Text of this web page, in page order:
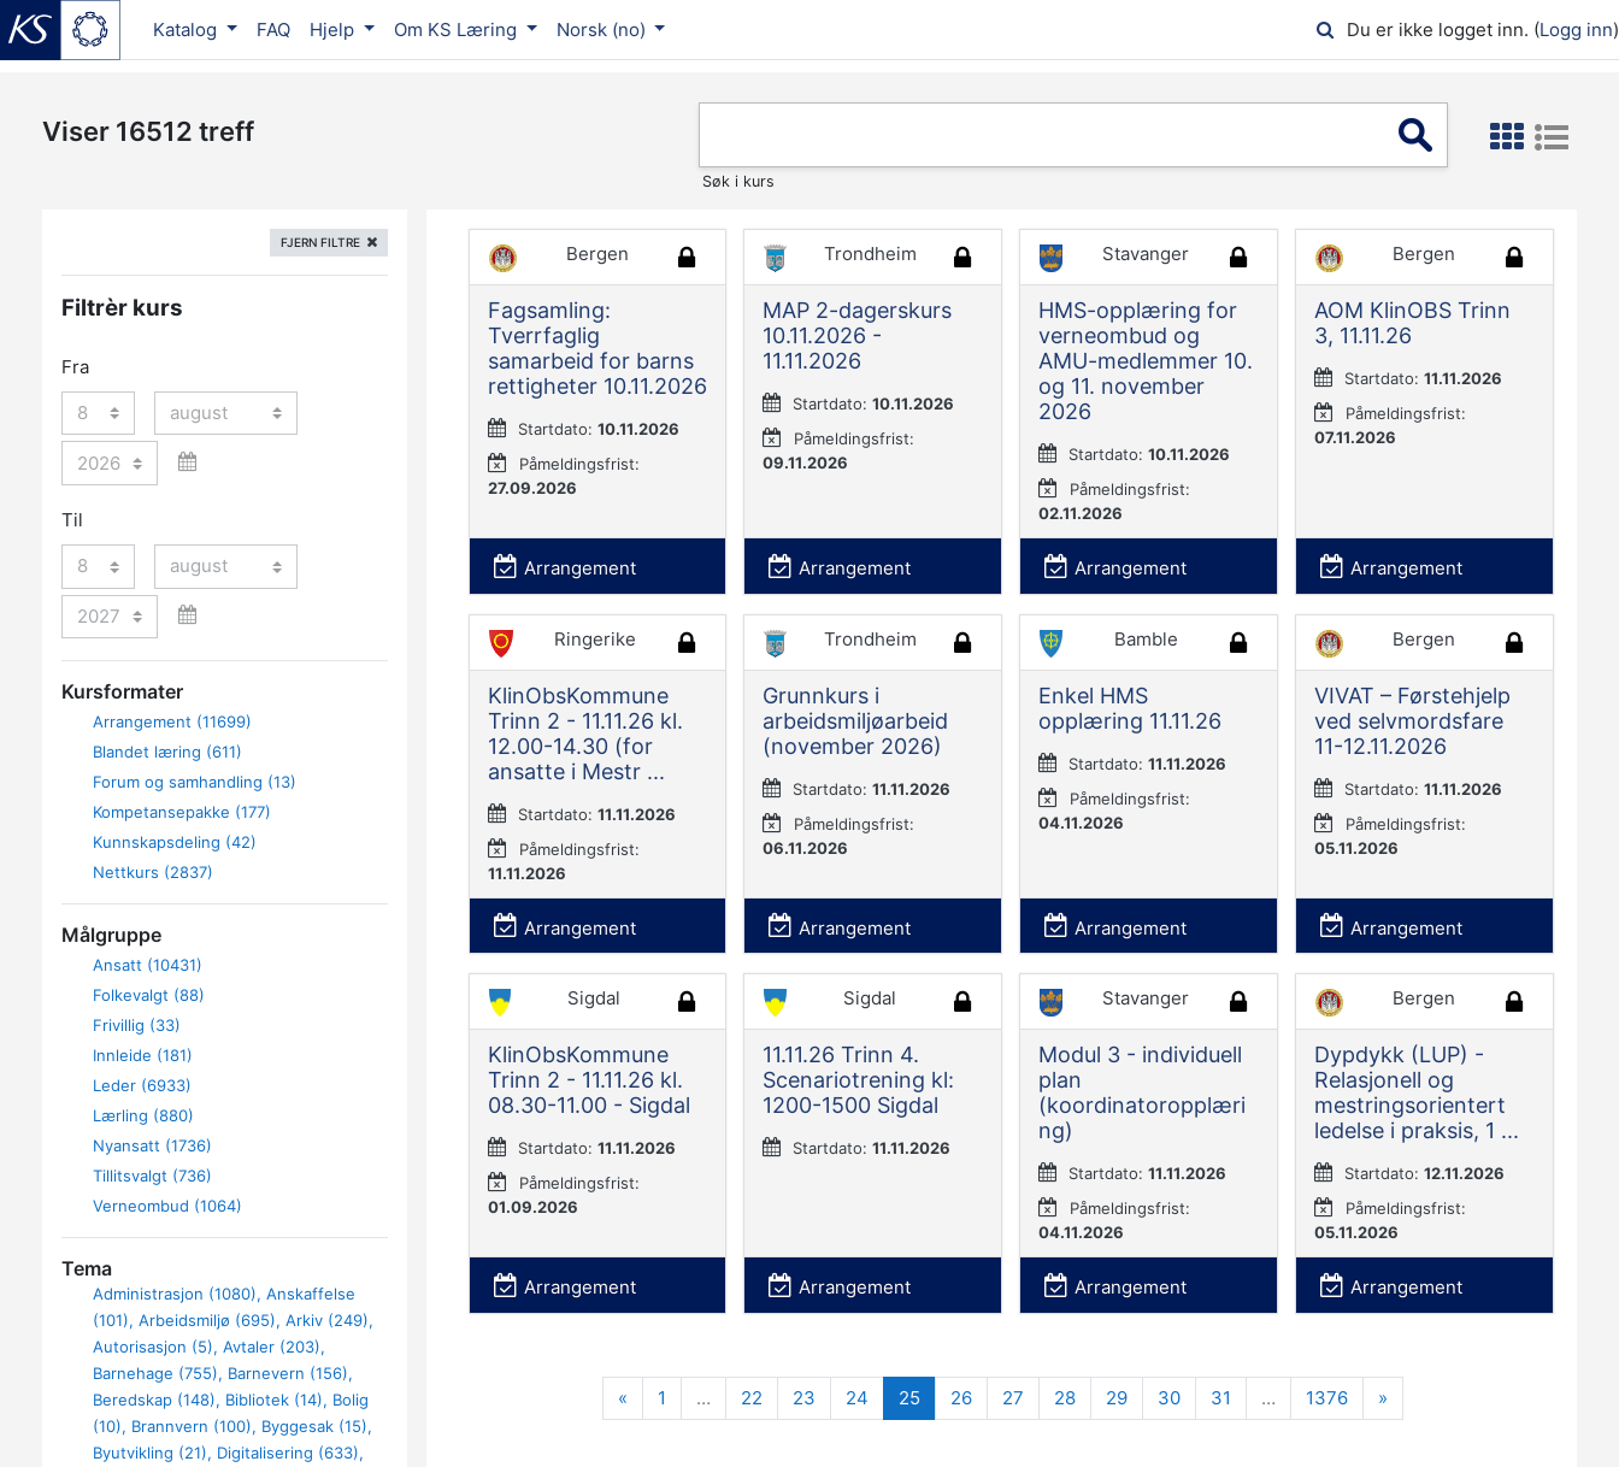
Katalog FAQ Hjelp Om KS Læring Norsk ‎(no)‎ Du er ikke logget inn. (Logg inn)
Viser 16512 treff
Søk i kurs
FJERN FILTRE
Filtrèr kurs
Fra
Dag
Måned
År
Til
Dag
Måned
År
Kursformater
Arrangement (11699)
Blandet læring (611)
Forum og samhandling (13)
Kompetansepakke (177)
Kunnskapsdeling (42)
Nettkurs (2837)
Målgruppe
Ansatt (10431)
Folkevalgt (88)
Frivillig (33)
Innleide (181)
Leder (6933)
Lærling (880)
Nyansatt (1736)
Tillitsvalgt (736)
Verneombud (1064)
Tema
Administrasjon (1080) Anskaffelse
(101) Arbeidsmiljø (695) Arkiv (249)
Autorisasjon (5) Avtaler (203)
Barnehage (755)
Barnevern (156)
Beredskap (148)
Bibliotek (14)
Bolig
(10)
Brannvern (100)
Byggesak (15)
Byutvikling (21)
Digitalisering (633)
Bergen
Fagsamling:
Tverrfaglig
samarbeid for barns
rettigheter 10.11.2026
Startdato: 10.11.2026
Påmeldingsfrist:
27.09.2026
Arrangement
Trondheim
MAP 2-dagerskurs
10.11.2026 -
11.11.2026
Startdato:10.11.2026
Påmeldingsfrist:
09.11.2026
Arrangement
Stavanger
HMS-opplæring for
verneombud og
AMU-medlemmer 10.
og 11. november
2026
Startdato:10.11.2026
Påmeldingsfrist:
02.11.2026
Arrangement
Bergen
AOM KlinOBS Trinn
3, 11.11.26
Startdato:11.11.2026
Påmeldingsfrist:
07.11.2026
Arrangement
Ringerike
KlinObsKommune
Trinn 2 - 11.11.26 kl.
12.00-14.30 (for
ansatte i Mestr ...
Startdato: 11.11.2026
Påmeldingsfrist:
11.11.2026
Arrangement
Trondheim
Grunnkurs i
arbeidsmiljøarbeid
(november 2026)
Startdato:11.11.2026
Påmeldingsfrist:
06.11.2026
Arrangement
Bamble
Enkel HMS
opplæring 11.11.26
Startdato:11.11.2026
Påmeldingsfrist:
04.11.2026
Arrangement
Bergen
VIVAT – Førstehjelp
ved selvmordsfare
11-12.11.2026
Startdato:11.11.2026
Påmeldingsfrist:
05.11.2026
Arrangement
Sigdal
KlinObsKommune
Trinn 2 - 11.11.26 kl.
08.30-11.00 - Sigdal
Startdato: 11.11.2026
Påmeldingsfrist:
01.09.2026
Arrangement
Sigdal
11.11.26 Trinn 4.
Scenariotrening kl:
1200-1500 Sigdal
Startdato:11.11.2026
Arrangement
Stavanger
Modul 3 - individuell
plan
(koordinatoropplæri
ng)
Startdato:11.11.2026
Påmeldingsfrist:
04.11.2026
Arrangement
Bergen
Dypdykk (LUP) -
Relasjonell og
mestringsorientert
ledelse i praksis, 1 ...
Startdato:12.11.2026
Påmeldingsfrist:
05.11.2026
Arrangement
« Forrige
1 … 22 23 24 25 (nåværende)
26 27 28 29 30 31 … 1376 »